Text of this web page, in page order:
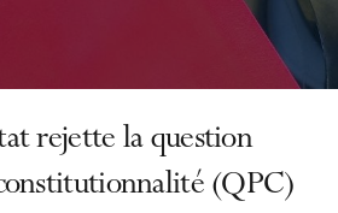
rejette la question
(QPC)